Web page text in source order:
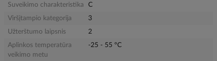
Suveikimo charakteristika
C
Viršįtampio kategorija
3
Užterštumo laipsnis
2
Aplinkos temperatūra
veikimo metu
-25 - 55 °C